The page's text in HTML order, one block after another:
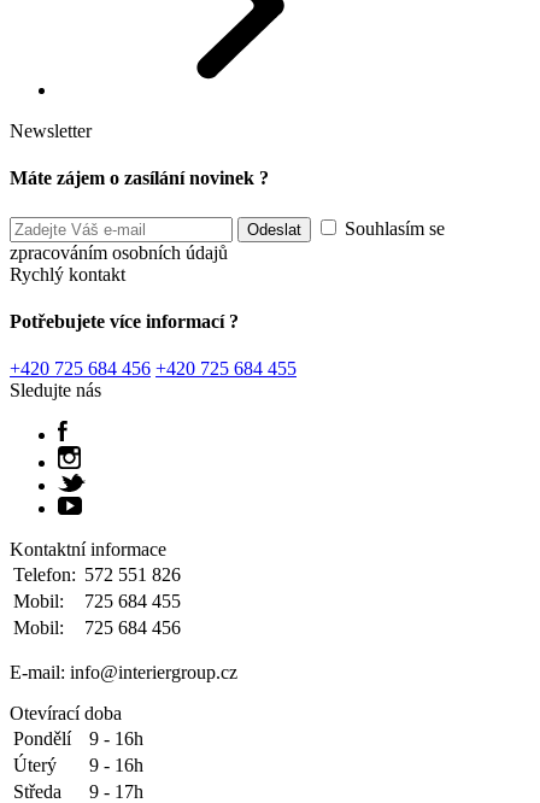
Newsletter
Máte zájem o zasílání novinek ?
Souhlasím se
zpracováním osobních údajů
Rychlý kontakt
Potřebujete více informací ?
+420 725 684 456 +420 725 684 455
Sledujte nás
Kontaktní informace
Telefon: 572 551 826
Mobil:
725 684 455
Mobil:
725 684 456
E-mail: info@interiergroup.cz
Otevírací doba
Pondělí
9 - 16h
Úterý
9 - 16h
Středa
9 - 17h